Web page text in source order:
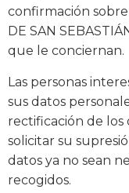
confirmación sobre
DE SAN
que le conciernan.
Las personas
sus datos
rectificación de los
solicitar su
datos ya no sean
recogidos.